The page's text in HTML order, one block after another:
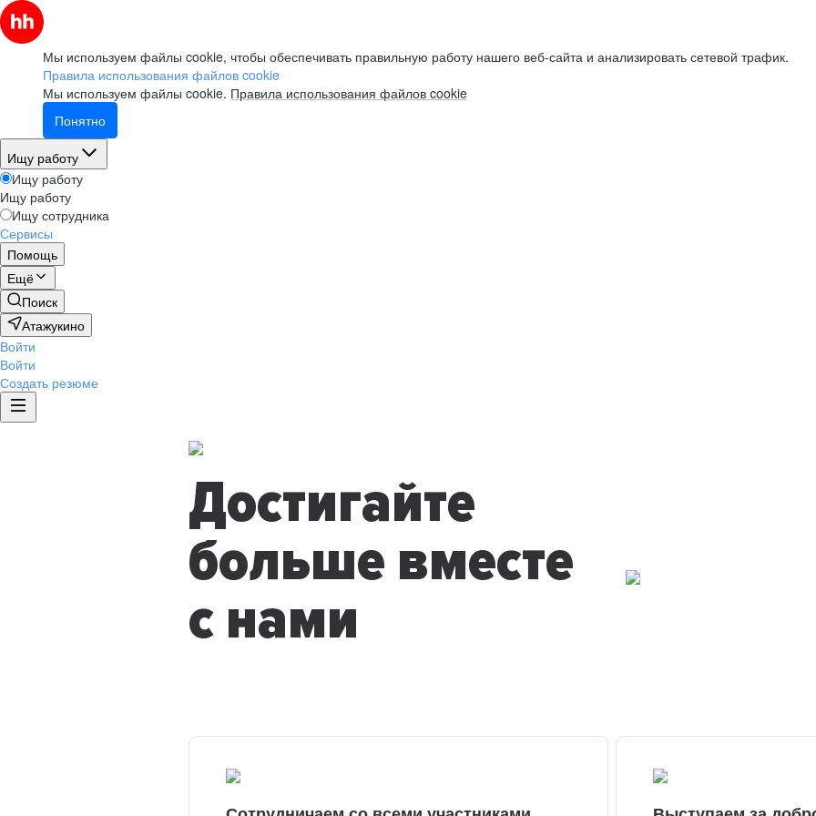
Мы используем файлы cookie, чтобы обеспечивать правильную работу нашего веб-сайта и анализировать сетевой трафик.
Правила использования файлов cookie
Мы используем файлы cookie. Правила использования файлов cookie
Понятно
Ищу работу
Ищу работу
Ищу работу
Ищу сотрудника
Сервисы
Помощь
Ещё
Поиск
Атажукино
Войти
Войти
Создать резюме
Достигайте
больше вместе
с нами